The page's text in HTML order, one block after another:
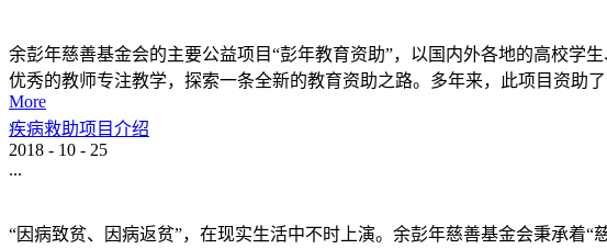
余彭年慈善基金会的主要公益项目“彭年教育资助”，以国内外各地的高校学
优秀的教师专注教学，探索一条全新的教育资助之路。多年来，此项目资助
More
疾病救助项目介绍
2018 - 10 - 25
...
“因病致贫、因病返贫”，在现实生活中不时上演。余彭年慈善基金会秉承着